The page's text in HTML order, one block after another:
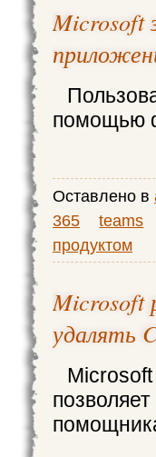
Microsoft
помощью
Оставлено в
365
teams
продуктом
Microsoft
удалять